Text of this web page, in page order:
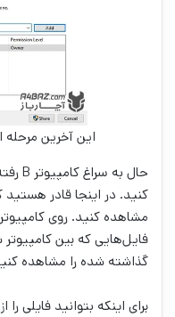
این آخرین
کنید. در اینجا قادر
گذاشته شده را مشاهده